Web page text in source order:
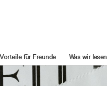
Vorteile für Freunde Was wir lesen